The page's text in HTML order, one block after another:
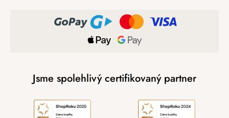
Jsme spolehlivý certifikovaný partner